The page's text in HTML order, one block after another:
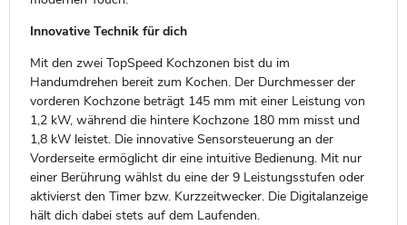
Innovative Technik für dich
Mit den zwei TopSpeed Kochzonen bist du im
Handumdrehen bereit zum Kochen. Der Durchmesser der
vorderen Kochzone beträgt 145 mm mit einer Leistung von
1,2 kW, während die hintere Kochzone 180 mm misst und
1,8 kW leistet. Die innovative Sensorsteuerung an der
Vorderseite ermöglicht dir eine intuitive Bedienung. Mit nur
einer Berührung wählst du eine der 9 Leistungsstufen oder
aktivierst den Timer bzw. Kurzzeitwecker. Die Digitalanzeige
hält dich dabei stets auf dem Laufenden.